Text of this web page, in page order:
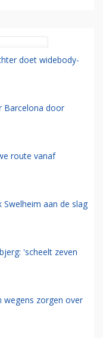
doet widebody-
Barcelona door
route vanaf
aan de slag
'scheelt zeven
wegens zorgen over